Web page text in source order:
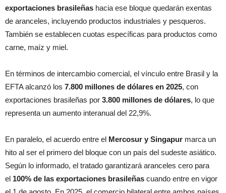
exportaciones brasileñas hacia ese bloque quedarán exentas
de aranceles, incluyendo productos industriales y pesqueros.
También se establecen cuotas específicas para productos como
carne, maíz y miel.
En términos de intercambio comercial, el vínculo entre Brasil y la
EFTA alcanzó los 7.800 millones de dólares en 2025, con
exportaciones brasileñas por 3.800 millones de dólares, lo que
representa un aumento interanual del 22,9%.
En paralelo, el acuerdo entre el Mercosur y Singapur marca un
hito al ser el primero del bloque con un país del sudeste asiático.
Según lo informado, el tratado garantizará aranceles cero para
el 100% de las exportaciones brasileñas cuando entre en vigor